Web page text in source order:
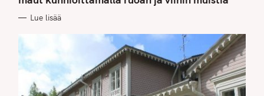
O
I
Lue lisää